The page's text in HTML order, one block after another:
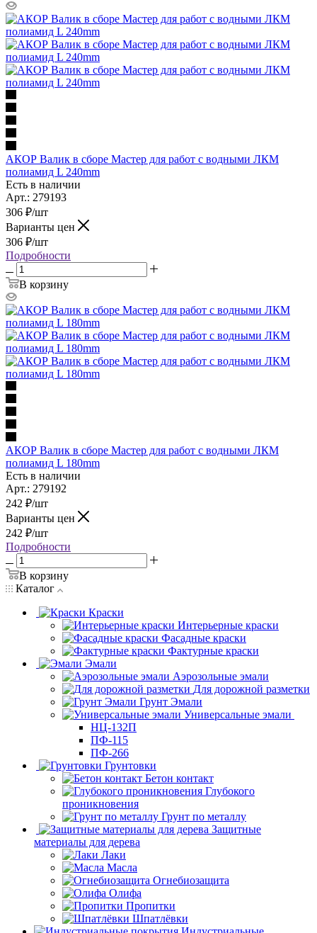
АКОР Валик в сборе Мастер для работ с водными ЛКМ
полиамид L 240mm
Есть в наличии
Арт.: 279193
306 ₽/шт
Варианты цен
306 ₽/шт
Подробности
В корзину
АКОР Валик в сборе Мастер для работ с водными ЛКМ
полиамид L 180mm
Есть в наличии
Арт.: 279192
242 ₽/шт
Варианты цен
242 ₽/шт
Подробности
В корзину
Каталог
Краски
Интерьерные краски
Фасадные краски
Фактурные краски
Эмали
Аэрозольные эмали
Для дорожной разметки
Грунт Эмали
Универсальные эмали
НЦ-132П
ПФ-115
ПФ-266
Грунтовки
Бетон контакт
Глубокого
проникновения
Грунт по металлу
Защитные
материалы для дерева
Лаки
Масла
Огнебиозащита
Олифа
Пропитки
Шпатлёвки